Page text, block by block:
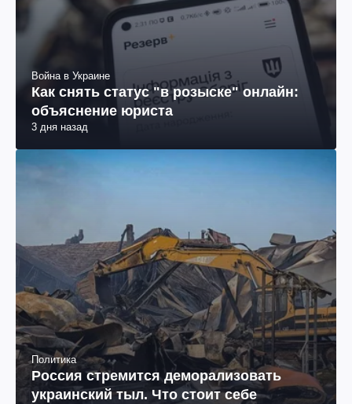
Война в Украине
Как снять статус "в розыске" онлайн:
объяснение юриста
3 дня назад
Политика
Россия стремится деморализовать
украинский тыл. Что стоит себе